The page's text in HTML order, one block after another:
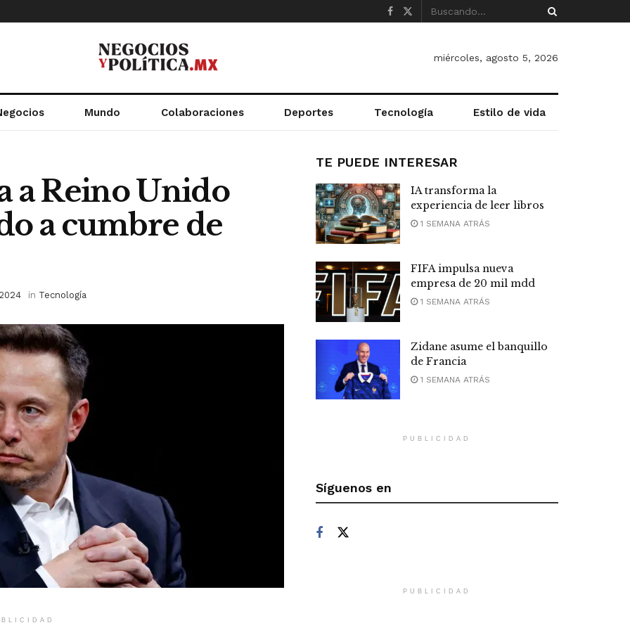
miércoles, agosto 5, 2026
Mundo Colaboraciones Deportes Tecnología Estilo de vida
a Reino Unido
a cumbre de
in Tecnología
TE PUEDE INTERESAR
IA transforma la
experiencia de leer libros
1 SEMANA ATRÁS
FIFA impulsa nueva
empresa de 20 mil mdd
1 SEMANA ATRÁS
Zidane asume el banquillo
de Francia
1 SEMANA ATRÁS
PUBLICIDAD
Síguenos en
PUBLICIDAD